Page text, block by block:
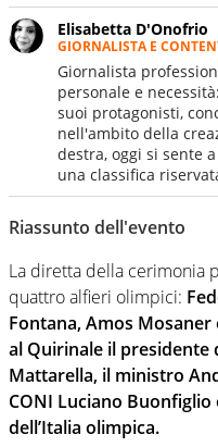
Elisabetta D'Onofrio
GIORNALISTA E
Giornalista
personale e
suoi protagonisti,
nell'ambito della
destra, oggi si sente
una classifica
Riassunto dell'evento
La diretta della cerimonia
quattro alfieri olimpici:
Fontana, Amos
al Quirinale il presidente
Mattarella, il ministro
CONI Luciano
dell’Italia olimpica.